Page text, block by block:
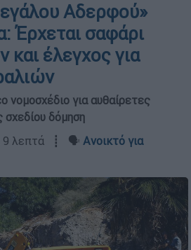
Αδερφού»
Έρχεται σαφάρι
και έλεγχος για
νομοσχέδιο για αυθαίρετες
σχεδίου δόμηση
9 λεπτά ┋ 🗣️ Ανοικτό για